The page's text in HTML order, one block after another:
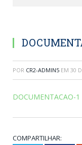
POR CR2-ADMIN5 EM 30
DOCUMENTACAO-1
COMPARTILHAR: